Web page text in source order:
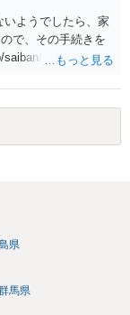
，離婚自体はこち
，この不動産の経
たかの際に述べて
の問題（離婚の問
ようでしたら、家
で、その手続きを
saiban/syurui/syurui
県
馬県